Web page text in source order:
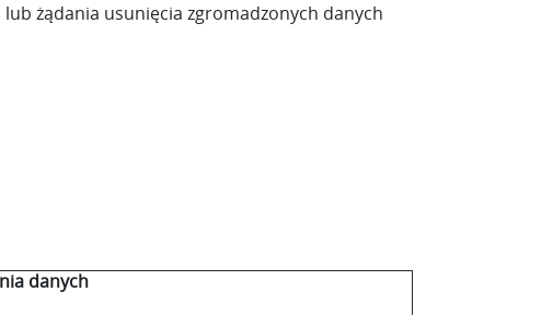
żądania usunięcia zgromadzonych danych
danych